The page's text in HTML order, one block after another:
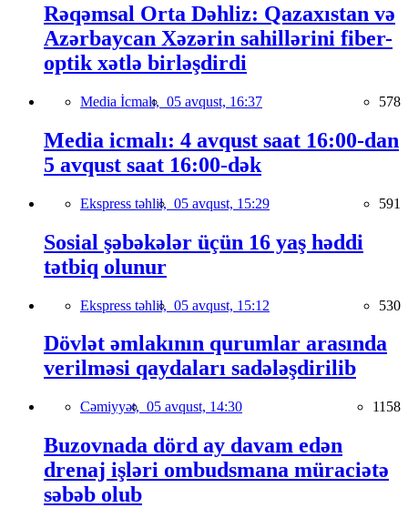
Rəqəmsal Orta Dəhliz: Qazaxıstan və
Azərbaycan Xəzərin sahillərini fiber-
optik xətlə birləşdirdi
Media İcmalı, 05 avqust, 16:37 578
Media icmalı: 4 avqust saat 16:00-dan
5 avqust saat 16:00-dək
Ekspress təhlil, 05 avqust, 15:29 591
Sosial şəbəkələr üçün 16 yaş həddi
tətbiq olunur
Ekspress təhlil, 05 avqust, 15:12 530
Dövlət əmlakının qurumlar arasında
verilməsi qaydaları sadələşdirilib
Cəmiyyət, 05 avqust, 14:30 1158
Buzovnada dörd ay davam edən
drenaj işləri ombudsmana müraciətə
səbəb olub